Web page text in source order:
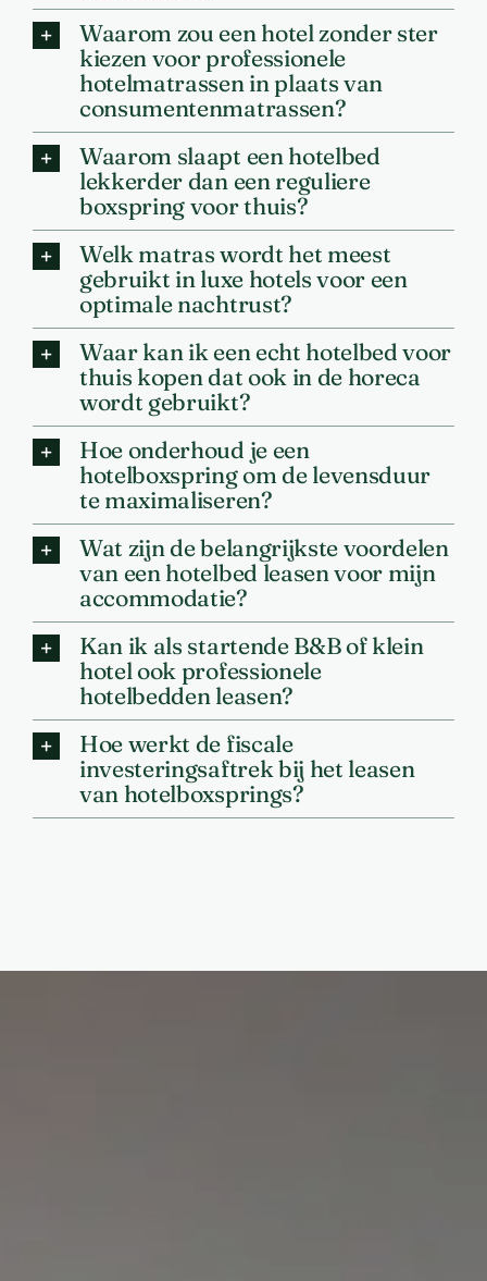
Waarom zou een hotel zonder ster
kiezen voor professionele
hotelmatrassen in plaats van
consumentenmatrassen?
Waarom slaapt een hotelbed
lekkerder dan een reguliere
boxspring voor thuis?
Welk matras wordt het meest
gebruikt in luxe hotels voor een
optimale nachtrust?
Waar kan ik een echt hotelbed voor
thuis kopen dat ook in de horeca
wordt gebruikt?
Hoe onderhoud je een
hotelboxspring om de levensduur
te maximaliseren?
Wat zijn de belangrijkste voordelen
van een hotelbed leasen voor mijn
accommodatie?
Kan ik als startende B&B of klein
hotel ook professionele
hotelbedden leasen?
Hoe werkt de fiscale
investeringsaftrek bij het leasen
van hotelboxsprings?